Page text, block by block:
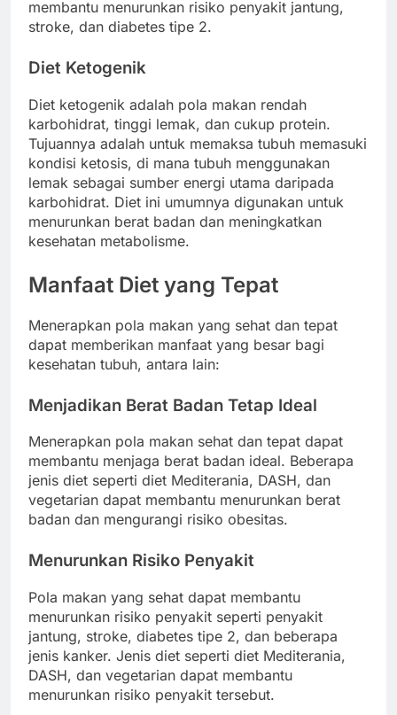
membantu menurunkan risiko penyakit jantung,
stroke, dan diabetes tipe 2.
Diet Ketogenik
Diet ketogenik adalah pola makan rendah
karbohidrat, tinggi lemak, dan cukup protein.
Tujuannya adalah untuk memaksa tubuh memasuki
kondisi ketosis, di mana tubuh menggunakan
lemak sebagai sumber energi utama daripada
karbohidrat. Diet ini umumnya digunakan untuk
menurunkan berat badan dan meningkatkan
kesehatan metabolisme.
Manfaat Diet yang Tepat
Menerapkan pola makan yang sehat dan tepat
dapat memberikan manfaat yang besar bagi
kesehatan tubuh, antara lain:
Menjadikan Berat Badan Tetap Ideal
Menerapkan pola makan sehat dan tepat dapat
membantu menjaga berat badan ideal. Beberapa
jenis diet seperti diet Mediterania, DASH, dan
vegetarian dapat membantu menurunkan berat
badan dan mengurangi risiko obesitas.
Menurunkan Risiko Penyakit
Pola makan yang sehat dapat membantu
menurunkan risiko penyakit seperti penyakit
jantung, stroke, diabetes tipe 2, dan beberapa
jenis kanker. Jenis diet seperti diet Mediterania,
DASH, dan vegetarian dapat membantu
menurunkan risiko penyakit tersebut.